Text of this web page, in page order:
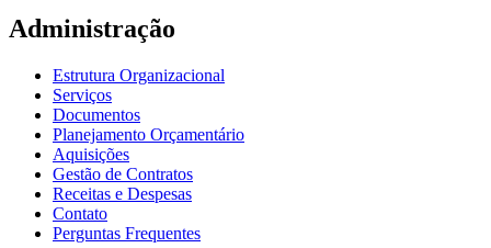
Administração
Estrutura Organizacional
Serviços
Documentos
Planejamento Orçamentário
Aquisições
Gestão de Contratos
Receitas e Despesas
Contato
Perguntas Frequentes